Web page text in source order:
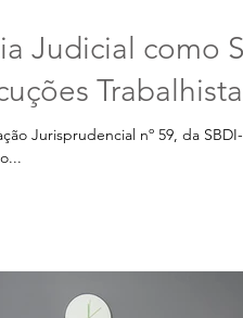
Judicial como
Jurisprudencial nº 59, da